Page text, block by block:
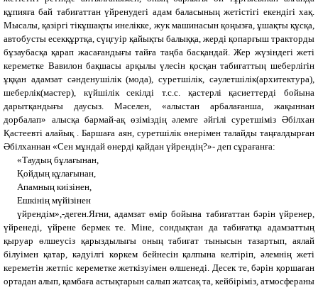
құпияға бай табиғаттан үйренудегі адам баласының жетістігі екендігі хақ.
Мысалы, қазіргі тікұшақты инелікке, жук машинасын қоңызға, ұшақты құсқа,
автобусты есекқұртқа, сүңгуір қайықты балыққа, жерді қопарғыш тракторды
бұзаубасқа қарап жасағандығы тайға таңба басқандай. Жер жүзіндегі жеті
кереметке Вавилон бақшасы арқылы үлесін қосқан табиғаттың шеберлігін
ұққан адамзат сәнденушілік (мода), суретшілік, сәулетшілік(архитектура),
шеберлік(мастер), күйшілік секілді т.с.с. қастерлі қасиеттерді бойына
дарытқандығы даусыз. Мәселен, «алыстан арбалағанша, жақыннан
дорбалап» алысқа бармай-ақ өзіміздің әлемге әйгілі суретшіміз Әбілхан
Қастеевті алайық . Баршаға аян, суретшілік өнерімен талайды таңғалдырған
Әбілханнан «Сен мұндай өнерді қайдан үйрендің?»- деп сұрағанға:
«Таудың бұлағынан,
Қойдың құлағынан,
Апамның киізінен,
Ешкінің мүйізінен
үйрендім»,-деген.Яғни, адамзат өмір бойына табиғаттан бәрін үйренер,
үйренеді, үйрене бермек те. Міне, сондықтан да табиғатқа адамзаттың
қыруар өлшеусіз қарыздылығы оның табиғат тынысын тазартып, аялай
білуімен қатар, кәдуілгі көркем бейнесін қалпына келтіріп, әлемнің жеті
кереметін жетпіс кереметке жеткізуімен өлшенеді. Десек те, бәрін қоршаған
ортадан алып, қамбаға астықтарын салып жатсақ та, кейбіріміз, атмосфераны